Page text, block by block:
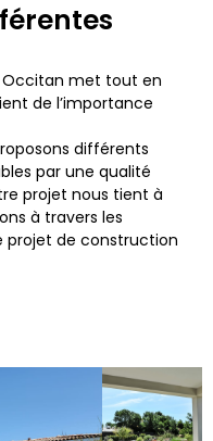
Occitan met tout en
de l’importance
différents
par une qualité
projet nous tient à
à travers les
projet de construction